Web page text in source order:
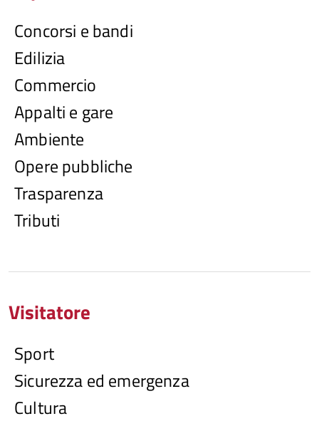
Concorsi e bandi
Edilizia
Commercio
Appalti e gare
Ambiente
Opere pubbliche
Trasparenza
Tributi
Visitatore
Sport
Sicurezza ed emergenza
Cultura